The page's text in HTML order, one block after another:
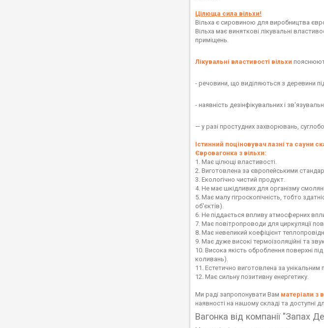
Цілюща сила вільхи!
Вільха є сировиною для виробництва
Вільха має виняткові лікувальні
приміщень.
Лікувальні властивості вільхи
- речовини, що виділяються з деревини
- наявність дезінфікувальних і
— у разі простудних захворювань,
Істинний поціновувач лазні та сауни
Євровагонка з вільхи:
1. Має цілющі властивості.
2. Виготовлена за європейськими
3. Екологічно чистий продукт.
4. Не має шкідливих для організму
5. Має малу гігроскопічність, тобто
об'єктів).
6. Не піддається впливу атмосферних
7. Має повітропроводи для циркуляції
8. Має невеликий коефіцієнт
9. Має дуже високі термоізоляційні та
10. Висока якість оброблення поверхні
коливань).
11. Естетично виготовлена за унікальним
12. Має сильну позитивну енергетику.
Ми раді запропонувати Вам матеріали з
наявності на нашому складі та доступні
Вагонка від компанії "Запах